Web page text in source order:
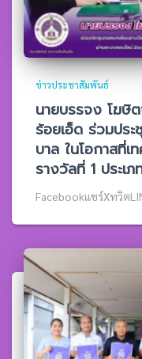
ข่าวประชาสัมพันธ์
นายบรรจง โฆษิ
ร้อยเอ็ด ร่วมปร
บาล ในโอกาสที่เ
รางวัลที่ 1 ประเภ
Facebookแชร์Xทวิต